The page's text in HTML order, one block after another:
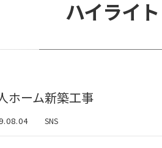
ハイライト
ホーム新築工事
SNS